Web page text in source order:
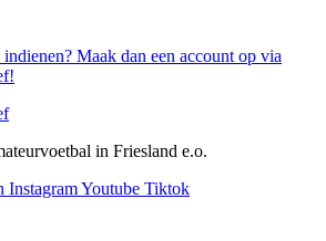
Maak dan een account op via
in Friesland e.o.
InstagramYoutube Tiktok